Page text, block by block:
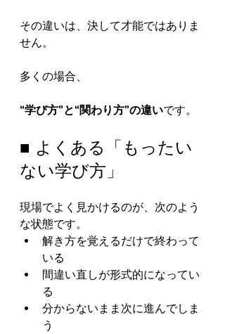
その違いは、決して才能ではありま
せん。
多くの場合、
“学び方”と“関わり方”の違いです。
■ よくある「もったい
ない学び方」
現場でよく見かけるのが、次のよう
な状態です。
解き方を覚えるだけで終わって
いる
間違い直しが形式的になってい
る
分からないまま次に進んでしま
う